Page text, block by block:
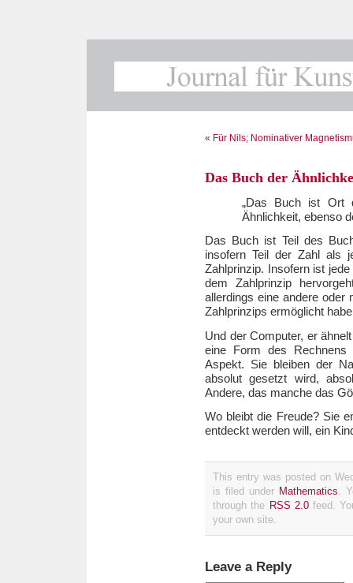
« Für Nils; Nominativer
Das Buch der
„Das Buch ist Ort
Ähnlichkeit, ebenso
Das Buch ist Teil des
insofern Teil der Zahl als
Zahlprinzip. Insofern ist
dem Zahlprinzip
allerdings eine andere oder
Zahlprinzips ermöglicht
Und der Computer, er
eine Form des Rechnens
Aspekt. Sie bleiben der
absolut gesetzt wird,
Andere, das manche das
Wo bleibt die Freude? Sie
entdeckt werden will, ein
This entry was posted on
is filed under Mathematics.
through the RSS 2.0feed.
your own site.
Leave a Reply